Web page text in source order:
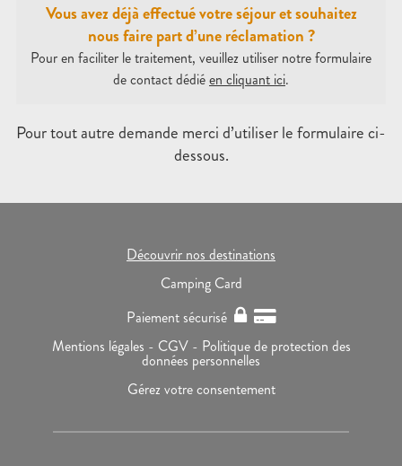
Vous avez déjà effectué votre séjour et souhaitez
nous faire part d’une réclamation ?
Pour en faciliter le traitement, veuillez utiliser notre formulaire
de contact dédiéen cliquant ici.
Pour tout autre demande merci d’utiliser le formulaire ci-
dessous.
Découvrir nos destinations
Camping Card
Paiement sécurisé
Mentions légales - CGV - Politique de protection des
données personnelles
Gérez votre consentement